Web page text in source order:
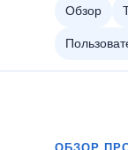
Обзор